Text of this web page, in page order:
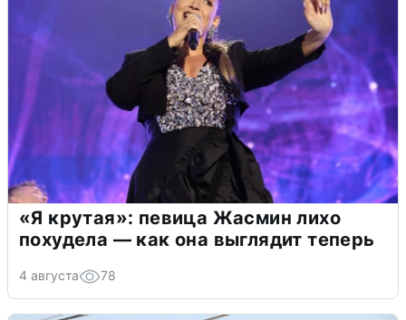
«Я крутая»: певица Жасмин лихо
похудела — как она выглядит теперь
4 августа 78